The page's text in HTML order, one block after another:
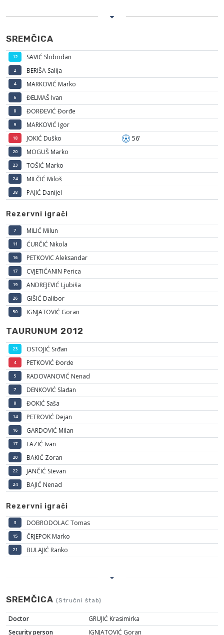
SREMČICA
12 SAVIĆ Slobodan
2 BERIŠA Salija
4 MARKOVIĆ Marko
6 ĐELMAŠ Ivan
8 ĐORĐEVIĆ Đorđe
9 MARKOVIĆ Igor
18 JOKIĆ Duško 56'
20 MOGUŠ Marko
23 TOŠIĆ Marko
24 MILČIĆ Miloš
38 PAJIĆ Danijel
Rezervni igrači
7 MILIĆ Milun
11 ĆURČIĆ Nikola
16 PETKOVIC Aleksandar
17 CVJETIĆANIN Perica
19 ANDREJEVIĆ Ljubiša
26 GIŠIĆ Dalibor
50 IGNJATOVIĆ Goran
TAURUNUM 2012
23 OSTOJIĆ Srđan
4 PETKOVIĆ Đorđe
5 RADOVANOVIĆ Nenad
7 DENKOVIĆ Slađan
8 ĐOKIĆ Saša
14 PETROVIĆ Dejan
16 GARDOVIĆ Milan
17 LAZIĆ Ivan
20 BAKIĆ Zoran
22 JANČIĆ Stevan
24 BAJIĆ Nenad
Rezervni igrači
3 DOBRODOLAC Tomas
15 ČRJEPOK Marko
21 BULAJIĆ Ranko
SREMČICA (Stručni štab)
Doctor
GRUJIĆ Krasimirka
Security person
IGNJATOVIĆ Goran